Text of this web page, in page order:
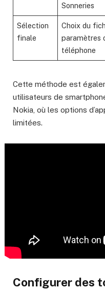
Sonneries
Sélection
finale
Choix du
paramètres
téléphone
Cette méthode est
utilisateurs de
Nokia, où les options
limitées.
Configurer des